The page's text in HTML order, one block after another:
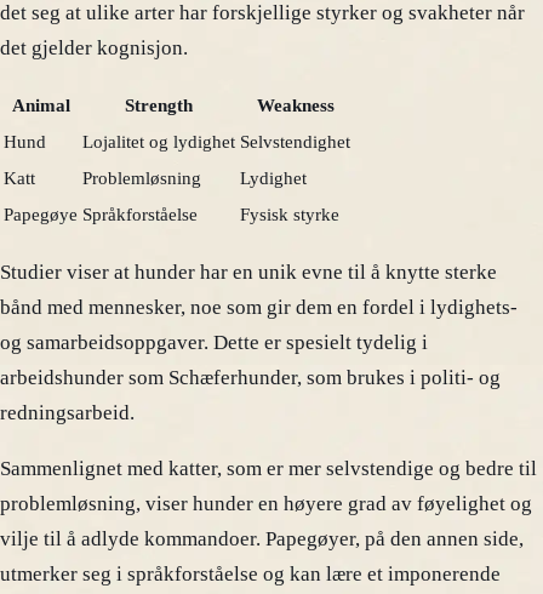
det seg at ulike arter har forskjellige styrker og svakheter når
det gjelder kognisjon.
Animal Strength
Weakness
Hund
Lojalitet og lydighet Selvstendighet
Katt
Problemløsning
Lydighet
Papegøye Språkforståelse Fysisk styrke
Studier viser at hunder har en unik evne til å knytte sterke
bånd med mennesker, noe som gir dem en fordel i lydighets-
og samarbeidsoppgaver. Dette er spesielt tydelig i
arbeidshunder som Schæferhunder, som brukes i politi- og
redningsarbeid.
Sammenlignet med katter, som er mer selvstendige og bedre til
problemløsning, viser hunder en høyere grad av føyelighet og
vilje til å adlyde kommandoer. Papegøyer, på den annen side,
utmerker seg i språkforståelse og kan lære et imponerende